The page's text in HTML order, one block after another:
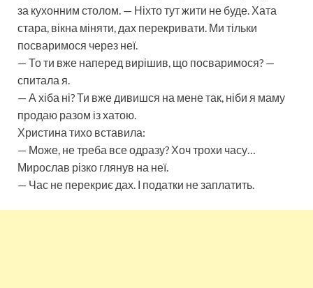
за кухонним столом. — Ніхто тут жити не буде. Хата
стара, вікна міняти, дах перекривати. Ми тільки
посваримося через неї.
— То ти вже наперед вирішив, що посваримося? —
спитала я.
— А хіба ні? Ти вже дивишся на мене так, ніби я маму
продаю разом із хатою.
Христина тихо вставила:
— Може, не треба все одразу? Хоч трохи часу…
Мирослав різко глянув на неї.
— Час не перекриє дах. І податки не заплатить.